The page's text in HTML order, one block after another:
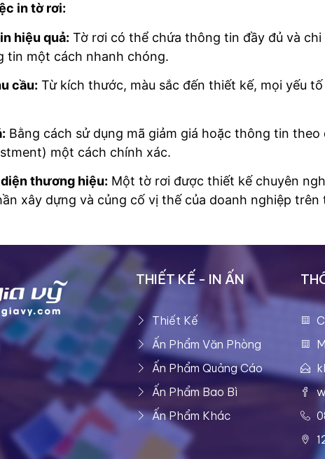
in tờ rơi:
hiệu quả: Tờ rơi có thể chứa thông tin đầy đủ và
tin một cách nhanh chóng.
cầu: Từ kích thước, màu sắc đến thiết kế, mọi yếu
Bằng cách sử dụng mã giảm giá hoặc thông tin
một cách chính xác.
thương hiệu: Một tờ rơi được thiết kế chuyên
xây dựng và củng cố vị thế của doanh nghiệp trên
THIẾT KẾ - IN ẤN
Thiết Kế
Ấn Phẩm Văn Phòng
Ấn Phẩm Quảng Cáo
Ấn Phẩm Bao Bì
Ấn Phẩm Khác